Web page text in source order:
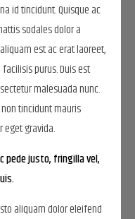
id tincidunt. Quisque ac
sodales dolor a
est ac erat laoreet,
purus. Duis est
malesuada nunc.
tincidunt mauris
eget gravida.
pede justo, fringilla vel,
aliquam dolor eleifend